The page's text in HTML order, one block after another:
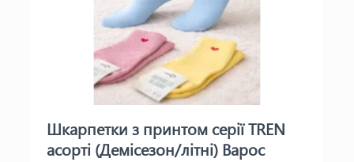
Шкарпетки з принтом серії TREN
асорті (Демісезон/літні) Варос